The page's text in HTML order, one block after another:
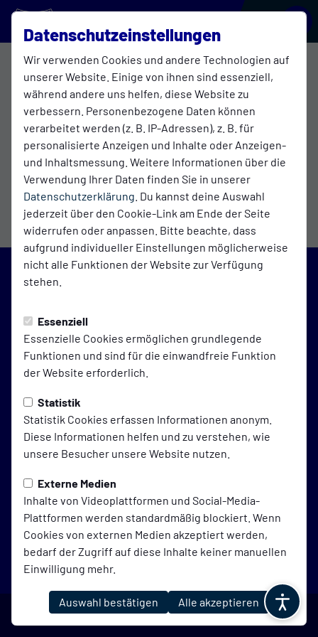
Datenschutzeinstellungen
Wir verwenden Cookies und andere Technologien auf
unserer Website. Einige von ihnen sind essenziell,
während andere uns helfen, diese Website zu
verbessern. Personenbezogene Daten können
verarbeitet werden (z. B. IP-Adressen), z. B. für
personalisierte Anzeigen und Inhalte oder Anzeigen-
und Inhaltsmessung. Weitere Informationen über die
Verwendung Ihrer Daten finden Sie in unserer
Datenschutzerklärung . Du kannst deine Auswahl
jederzeit über den Cookie-Link am Ende der Seite
widerrufen oder anpassen. Bitte beachte, dass
aufgrund individueller Einstellungen möglicherweise
nicht alle Funktionen der Website zur Verfügung
stehen.
Essenziell
Essenzielle Cookies ermöglichen grundlegende
Funktionen und sind für die einwandfreie Funktion
der Website erforderlich.
Statistik
Statistik Cookies erfassen Informationen anonym.
Diese Informationen helfen und zu verstehen, wie
unsere Besucher unsere Website nutzen.
Externe Medien
Inhalte von Videoplattformen und Social-Media-
Plattformen werden standardmäßig blockiert. Wenn
Cookies von externen Medien akzeptiert werden,
bedarf der Zugriff auf diese Inhalte keiner manuellen
Einwilligung mehr.
Marketing
Marketing-Cookies werden verwendet, um Ihnen
Auswahl bestätigen Alle akzeptieren
2. Herren
Übersicht Funktionsteam Tabelle
Tabelle
ImpressumDatenschutzCookies
© 2026 Blau-Weiß Galgenmoor,
präsentiert von